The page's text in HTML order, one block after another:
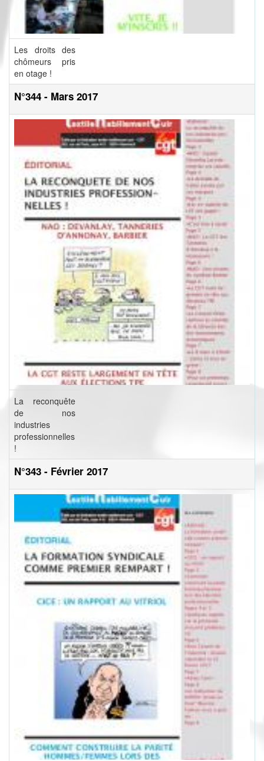
Les droits des
chômeurs pris
en otage !
N°344 - Mars 2017
La reconquête
de nos
industries
professionnelles
!
N°343 - Février 2017